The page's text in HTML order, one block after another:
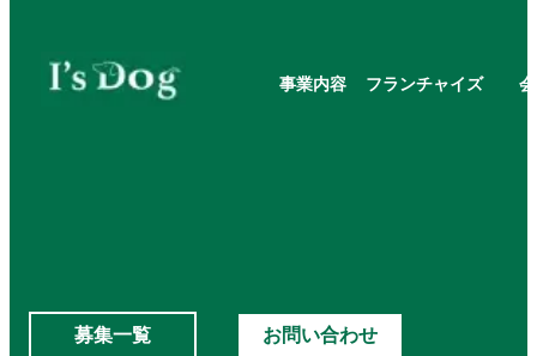
事業内容 フランチャイズ
募集一覧 お問い合わせ